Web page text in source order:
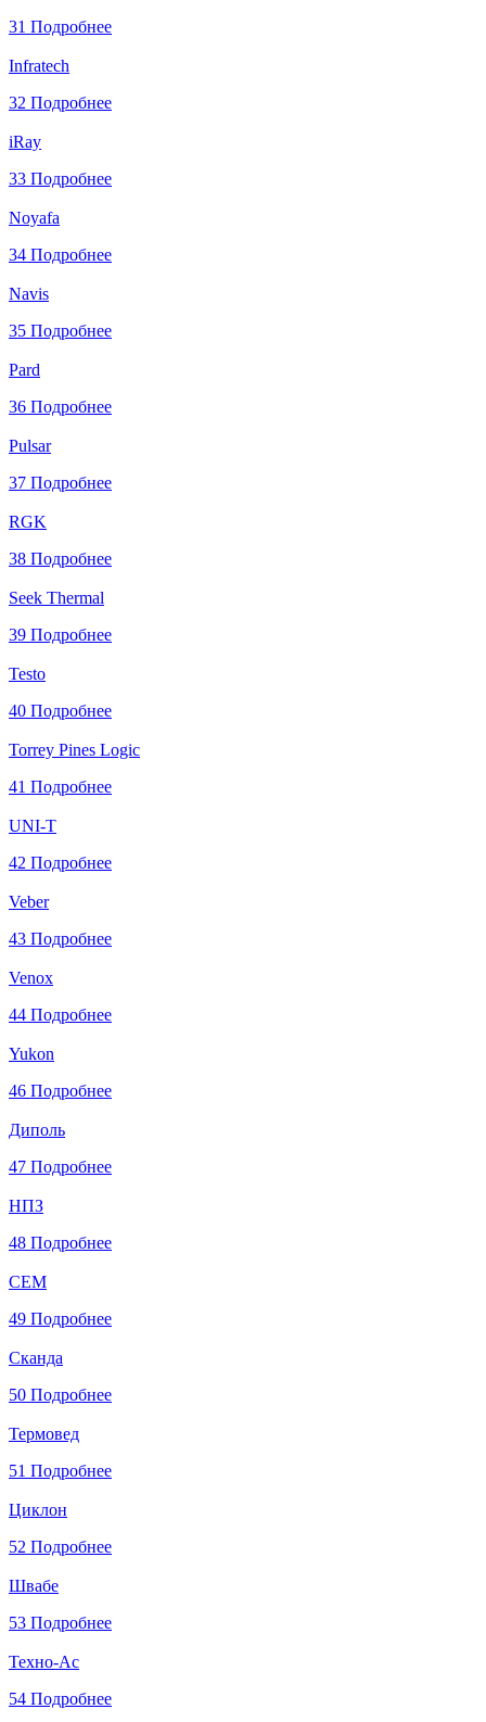
31 Подробнее
Infratech
32 Подробнее
iRay
33 Подробнее
Noyafa
34 Подробнее
Navis
35 Подробнее
Pard
36 Подробнее
Pulsar
37 Подробнее
RGK
38 Подробнее
Seek Thermal
39 Подробнее
Testo
40 Подробнее
Torrey Pines Logic
41 Подробнее
UNI-T
42 Подробнее
Veber
43 Подробнее
Venox
44 Подробнее
Yukon
46 Подробнее
Диполь
47 Подробнее
НПЗ
48 Подробнее
СЕМ
49 Подробнее
Сканда
50 Подробнее
Термовед
51 Подробнее
Циклон
52 Подробнее
Швабе
53 Подробнее
Техно-Ас
54 Подробнее